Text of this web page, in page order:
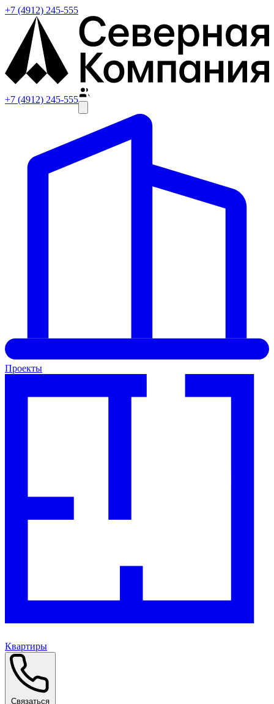
+7 (4912) 245-555
+7 (4912) 245-555
Проекты
Квартиры
Связаться